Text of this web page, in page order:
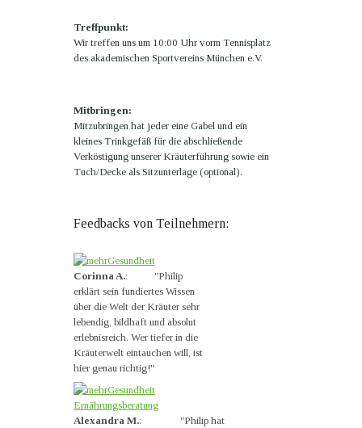
Treffpunkt:
Wir treffen uns um 10:00 Uhr vorm Tennisplatz
des akademischen Sportvereins München e.V.
Mitbringen:
Mitzubringen hat jeder eine Gabel und ein
kleines Trinkgefäß für die abschließende
Verköstigung unserer Kräuterführung sowie ein
Tuch/Decke als Sitzunterlage (optional).
Feedbacks von Teilnehmern:
Corinna A.: "Philip
erklärt sein fundiertes Wissen
über die Welt der Kräuter sehr
lebendig, bildhaft und absolut
erlebnisreich. Wer tiefer in die
Kräuterwelt eintauchen will, ist
hier genau richtig!"
Alexandra M.: "Philip hat